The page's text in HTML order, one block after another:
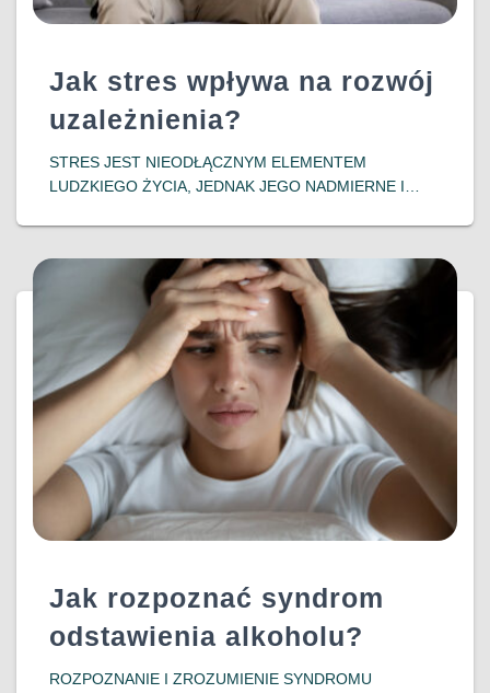
Jak stres wpływa na rozwój
uzależnienia?
​STRES JEST NIEODŁĄCZNYM ELEMENTEM
LUDZKIEGO ŻYCIA, JEDNAK JEGO NADMIERNE I
W TYM DO ROZWOJU UZALEŻNIEŃ. WSPÓŁCZESNE
BADANIA WSKAZUJĄ NA SILNY ZWIĄZEK MIĘDZY
DOŚWIADCZENIEM STRESU A PODATNOŚCIĄ NA
DOWIEDZ SIĘ WIĘCEJ…
Jak rozpoznać syndrom
odstawienia alkoholu?
ROZPOZNANIE I ZROZUMIENIE SYNDROMU